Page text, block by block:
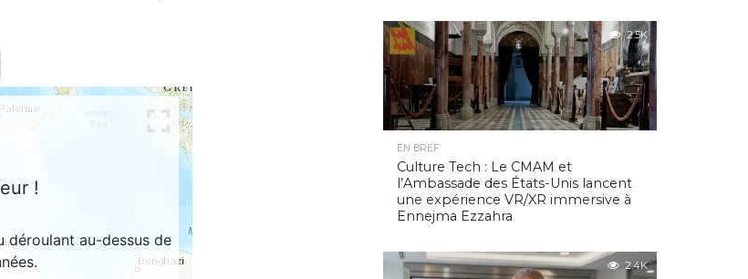
2.5K
EN BREF
Culture Tech : Le CMAM et
l’Ambassade des États-Unis lancent
une expérience VR/XR immersive à
Ennejma Ezzahra
2.4K